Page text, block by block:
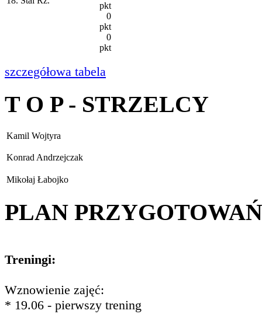
pkt
0
pkt
0
pkt
szczegółowa tabela
T O P - STRZELCY
Kamil Wojtyra
Konrad Andrzejczak
Mikołaj Łabojko
PLAN PRZYGOTOWAŃ
Treningi:
Wznowienie zajęć:
* 19.06 - pierwszy trening